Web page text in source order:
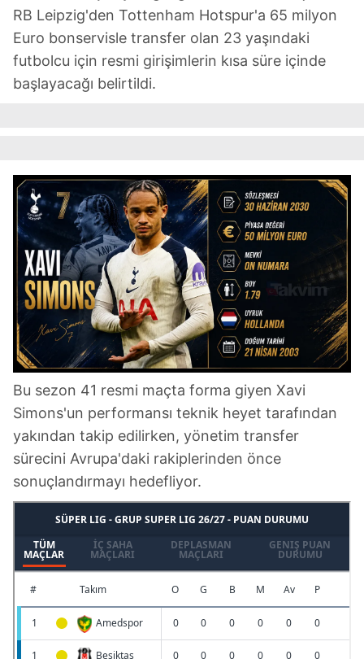
RB Leipzig'den Tottenham Hotspur'a 65 milyon
Euro bonservisle transfer olan 23 yaşındaki
futbolcu için resmi girişimlerin kısa süre içinde
başlayacağı belirtildi.
Bu sezon 41 resmi maçta forma giyen Xavi
Simons'un performansı teknik heyet tarafından
yakından takip edilirken, yönetim transfer
sürecini Avrupa'daki rakiplerinden önce
sonuçlandırmayı hedefliyor.